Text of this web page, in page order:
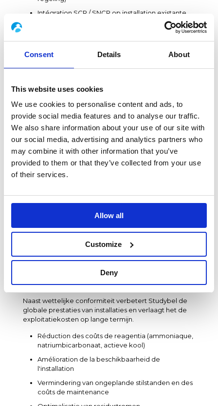
Consent Details About
This website uses cookies
We use cookies to personalise content and ads, to
provide social media features and to analyse our traffic.
We also share information about your use of our site with
our social media, advertising and analytics partners who
may combine it with other information that you’ve
provided to them or that they’ve collected from your use
of their services.
Allow all
Customize
Deny
Intégration SCR / SNCR op installation existante
Verhoging van de behandelingscapaciteit
Réduction des consommations de reagentia
Milieuconformiteitsupgrade
Studybel ondersteunt industriële klanten bij de
aanpassing van hun installaties aan wettelijke eisen
milieuvergunningen).
Réduction NOx par optimalisatie SCR / SNCR
Réduction SOx, HCl en HF par injection de
reagentia
Optimalisatie van
prestaties en verlaging
van OPEX
Naast wettelijke conformiteit verbetert Studybel de
globale prestaties van installaties en verlaagt het de
exploitatiekosten op lange termijn.
Réduction des coûts de reagentia (ammoniaque,
natriumbicarbonaat, actieve kool)
Amélioration de la beschikbaarheid de
l'installation
Vermindering van ongeplande stilstanden en des
coûts de maintenance